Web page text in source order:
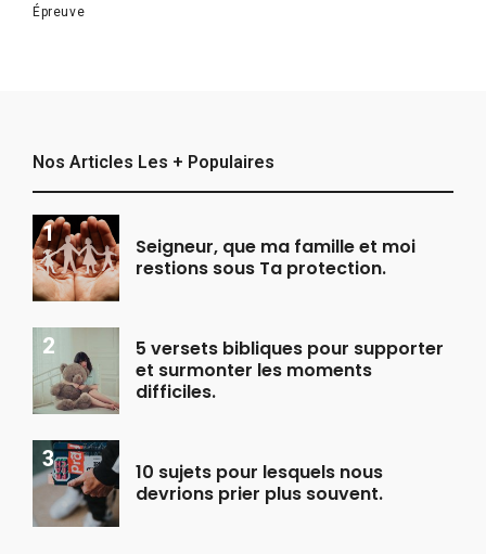
Épreuve
Nos Articles Les + Populaires
Seigneur, que ma famille et moi
restions sous Ta protection.
5 versets bibliques pour supporter
et surmonter les moments
difficiles.
10 sujets pour lesquels nous
devrions prier plus souvent.